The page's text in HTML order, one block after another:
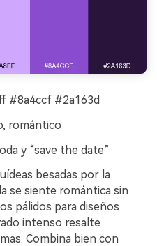
#2a163d
romántico
y “save the date”
besadas por la
se siente romántica sin
pálidos para diseños
intenso resalte
Combina bien con